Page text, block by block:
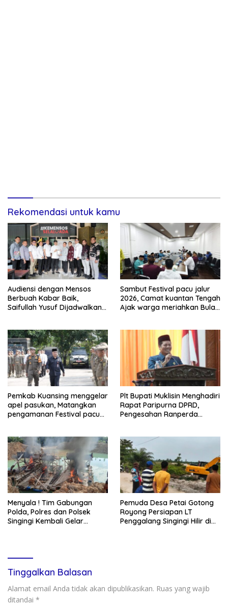
Rekomendasi untuk kamu
Audiensi dengan Mensos
Berbuah Kabar Baik,
Saifullah Yusuf Dijadwalkan
Kuansing
Sambut Festival pacu jalur
2026, Camat kuantan Tengah
Ajak warga meriahkan Bulan
Pemkab Kuansing menggelar
apel pasukan, Matangkan
pengamanan Festival pacu
Plt Bupati Muklisin Menghadiri
Rapat Paripurna DPRD,
Pengesahan Ranperda
Menyala ! Tim Gabungan
Polda, Polres dan Polsek
Singingi Kembali Gelar
Pemuda Desa Petai Gotong
Royong Persiapan LT
Penggalang Singingi Hilir di
Tinggalkan Balasan
Alamat email Anda tidak akan dipublikasikan. Ruas yang wajib
ditandai *